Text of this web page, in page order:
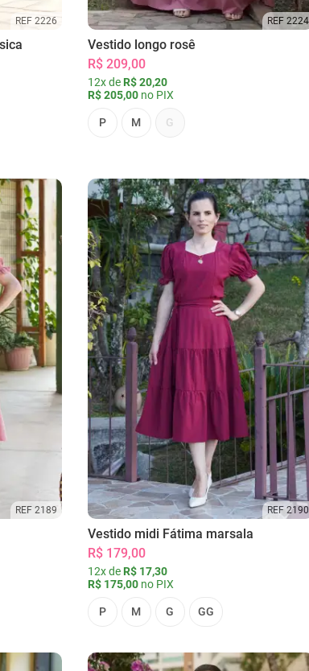
REF 2226 REF 2224
Vestido longo rosê
R$ 209,00
12x de R$ 20,20
R$ 205,00no PIX
P M G
REF 2189 REF 2190
Vestido midi Fátima marsala
R$ 179,00
12x de R$ 17,30
R$ 175,00no PIX
P M G GG